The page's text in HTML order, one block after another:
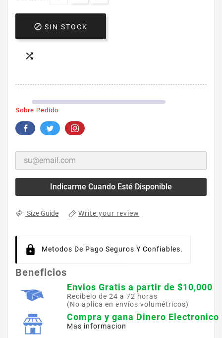
 SIN STOCK

Sobre Pedido
Indicarme Cuando Esté Disponible
Size Guide Write your review
Metodos De Pago Seguros Y Confiables.
Beneficios
Envios Gratis a partir de $10,000
Recibelo de 24 a 72 horas
(No aplica en envíos volumétricos)
Compra y gana Dinero Electronico
Mas informacion